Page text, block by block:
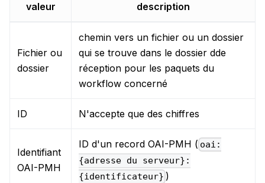
valeur description
Fichier ou
dossier
chemin vers un fichier ou un dossier
qui se trouve dans le dossier dde
réception pour les paquets du
workflow concerné
ID N'accepte que des chiffres
Identifiant
OAI-PMH
ID d'un record OAI-PMH ( oai:
{adresse du serveur}:
{identificateur} )